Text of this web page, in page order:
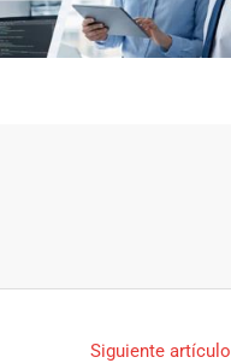
Siguiente artículo